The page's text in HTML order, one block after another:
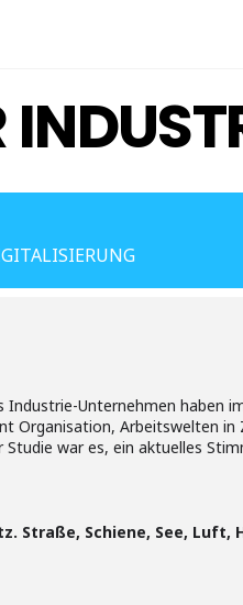
Unternehmen haben
Organisation, Arbeitswelten
war es, ein aktuelles
Straße, Schiene, See, Luft,